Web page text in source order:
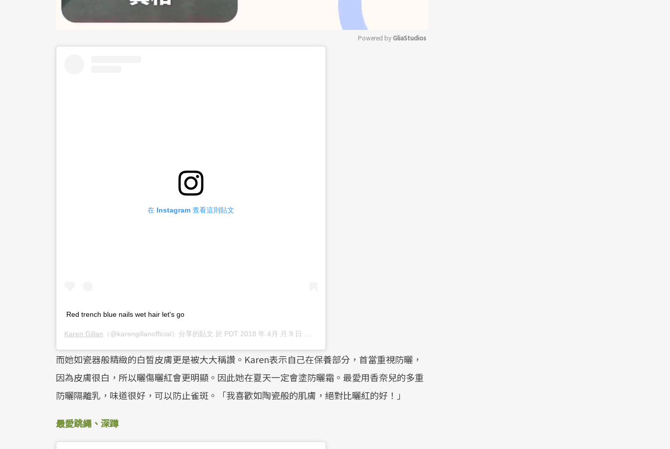
Powered by GliaStudios
在 Instagram 查看這則貼文
Red trench blue nails wet hair let's go
Karen Gillan （@karengillanofficial）分享的貼文 於 PDT 2018 年 4月 月 9 日 上午 11:16
而她如瓷器般精緻的白皙皮膚更是被大大稱讚。Karen表示自己在保養部分，首當重視防曬，
因為皮膚很白，所以曬傷曬紅會更明顯。因此她在夏天一定會塗防曬霜。最愛用香奈兒的多重
防曬隔離乳，味道很好，可以防止雀斑。「我喜歡如陶瓷般的肌膚，絕對比曬紅的好！」
最愛跳繩、深蹲